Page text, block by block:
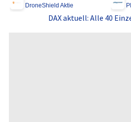
DroneShield Aktie
DAX aktuell: Alle 40